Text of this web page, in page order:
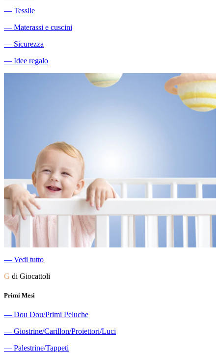
― Tessile
― Materassi e cuscini
― Sicurezza
― Idee regalo
― Vedi tutto
G di Giocattoli
Primi Mesi
― Dou Dou/Primi Peluche
― Giostrine/Carillon/Proiettori/Luci
― Palestrine/Tappeti